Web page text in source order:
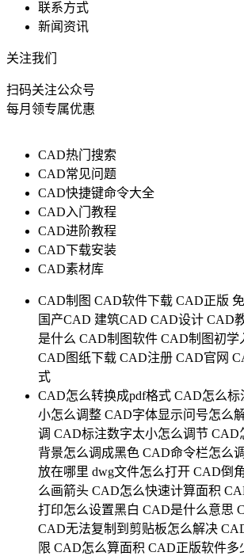
联系方式
新闻资讯
关注我们
扫码关注公众号
每月领专属优惠
CAD热门搜索
CAD常见问题
CAD快捷键命令大全
CAD入门教程
CAD进阶教程
CAD下载安装
CAD素材库
CAD制图 CAD软件下载 CAD正版
国产CAD 建筑CAD CAD设计 CAD
是什么 CAD制图软件 CAD制图初学
CAD图纸下载 CAD注册 CAD官网
式
CAD怎么转换成pdf格式 CAD怎么标
小怎么调整 CAD字体显示问号怎么
调 CAD标注数字太小怎么调节 CAD
背景怎么调成黑色 CAD命令栏怎么
放在哪里 dwg文件怎么打开 CAD倒
么画箭头 CAD怎么快速计算面积
打印怎么设置黑白 CAD是什么意思
CAD无法复制到剪贴板怎么解决
限 CAD怎么算面积 CAD正版软件多